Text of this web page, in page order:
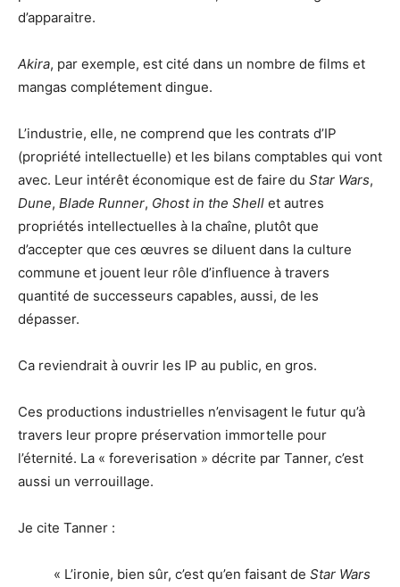
d’apparaitre.
Akira, par exemple, est cité dans un nombre de films et
mangas complétement dingue.
L’industrie, elle, ne comprend que les contrats d’IP
(propriété intellectuelle) et les bilans comptables qui vont
avec. Leur intérêt économique est de faire du Star Wars,
Dune, Blade Runner, Ghost in the Shell et autres
propriétés intellectuelles à la chaîne, plutôt que
d’accepter que ces œuvres se diluent dans la culture
commune et jouent leur rôle d’influence à travers
quantité de successeurs capables, aussi, de les
dépasser.
Ca reviendrait à ouvrir les IP au public, en gros.
Ces productions industrielles n’envisagent le futur qu’à
travers leur propre préservation immortelle pour
l’éternité. La « foreverisation » décrite par Tanner, c’est
aussi un verrouillage.
Je cite Tanner :
« L’ironie, bien sûr, c’est qu’en faisant de Star Wars